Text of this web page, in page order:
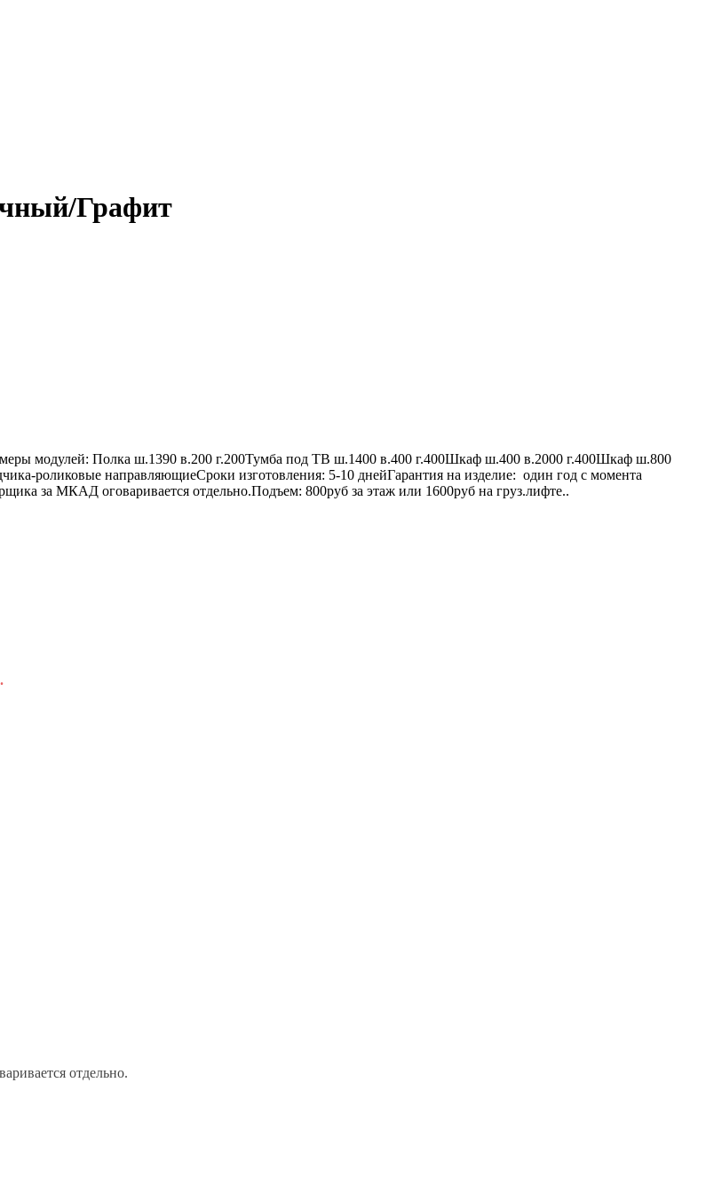
Графит
модулей: Полка ш.1390 в.200 г.200Тумба под ТВ ш.1400 в.400 г.400Шкаф ш.400 в.2000 г.400Шкаф ш.800
роликовые направляющиеСроки изготовления: 5-10 днейГарантия на изделие: один год с момента
за МКАД оговаривается отдельно.Подъем: 800руб за этаж или 1600руб на груз.лифте..
отдельно.